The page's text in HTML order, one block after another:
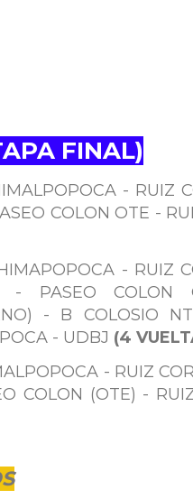
FINAL)
- RUIZ
COLON OTE -
- RUIZ
- PASEO
- B COLOSIO
- UDBJ (4
- RUIZ
COLON (OTE) -